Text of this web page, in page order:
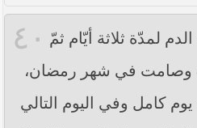
٤٠
لمدّة ثلاثة أيّام ثمّ
وصامت في شهر رمضان،
كامل وفي اليوم التالي